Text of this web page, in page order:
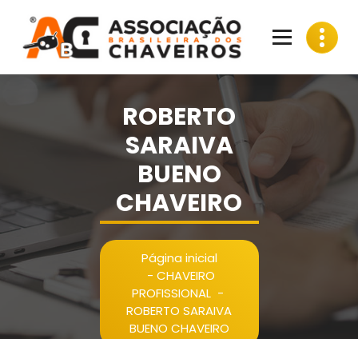
conteúdo
ROBERTO
SARAIVA
BUENO
CHAVEIRO
Página inicial
- CHAVEIRO
PROFISSIONAL-
ROBERTO SARAIVA
BUENO CHAVEIRO